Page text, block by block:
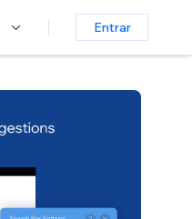
Entrar